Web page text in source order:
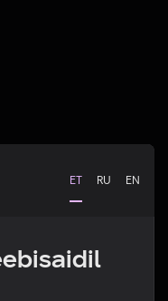
ET RU EN